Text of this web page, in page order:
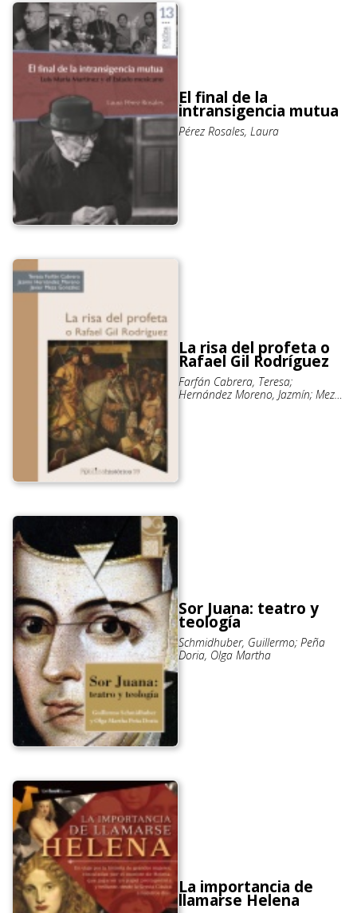
El final de la
intransigencia mutua
Pérez Rosales, Laura
La risa del profeta o
Rafael Gil Rodríguez
Farfán Cabrera, Teresa;
Hernández Moreno, Jazmín; Meza
Sor Juana: teatro y
teología
Schmidhuber, Guillermo; Peña
Doria, Olga Martha
La importancia de
llamarse Helena